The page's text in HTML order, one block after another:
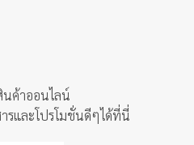
นค้าออนไลน์
รและโปรโมชั่นดีๆได้ที่นี่